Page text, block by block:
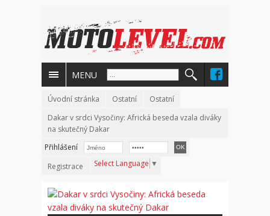
MENU
Úvodní stránka Ostatní
Ostatní
Dakar v srdci Vysočiny: Africká beseda vzala diváky
na skutečný Dakar
Přihlášení
Registrace
Select Language ▼